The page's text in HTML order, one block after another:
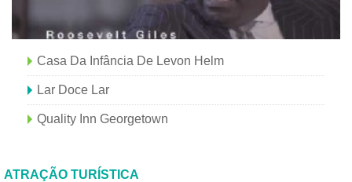
Casa Da Infância De Levon Helm
Lar Doce Lar
Quality Inn Georgetown
ATRAÇÃO TURÍSTICA